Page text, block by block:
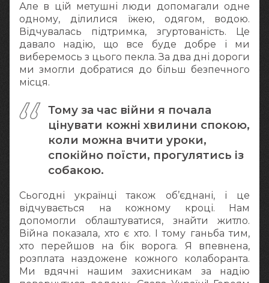
Але в цій метушні люди допомагали одне
одному, ділилися їжею, одягом, водою.
Відчувалась підтримка, згуртованість. Це
давало надію, що все буде добре і ми
виберемось з цього пекла. За два дні дороги
ми змогли добратися до більш безпечного
місця.
Тому за час війни я почала
цінувати кожні хвилини спокою,
коли можна вчити уроки,
спокійно поїсти, прогулятись із
собакою.
Сьогодні українці також об’єднані, і це
відчувається на кожному кроці. Нам
допомогли облаштуватися, знайти житло.
Війна показала, хто є хто. І тому ганьба тим,
хто перейшов на бік ворога. Я впевнена,
розплата наздожене кожного колаборанта.
Ми вдячні нашим захисникам за надію